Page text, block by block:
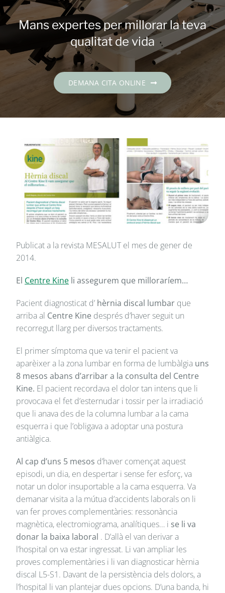
Contacte
Català
Mans expertes per millorar la teva
qualitat de vida
DEMANA CITA ONLINE
Publicat a la revista MESALUT el mes de gener de
2014.
El Centre Kineli assegurem que milloraríem…
Pacient diagnosticat d’ hèrnia discal lumbarque
arriba al Centre Kine després d’haver seguit un
recorregut llarg per diversos tractaments.
El primer símptoma que va tenir el pacient va
aparèixer a la zona lumbar en forma de lumbàlgia uns
8 mesos abans d’arribar a la consulta del Centre
Kine. El pacient recordava el dolor tan intens que li
provocava el fet d’esternudar i tossir per la irradiació
que li anava des de la columna lumbar a la cama
esquerra i que l’obligava a adoptar una postura
antiàlgica.
Al cap d’uns 5 mesos d’haver començat aquest
episodi, un dia, en despertar i sense fer esforç, va
notar un dolor insuportable a la cama esquerra. Va
demanar visita a la mútua d’accidents laborals on li
van fer proves complementàries: ressonància
magnètica, electromiograma, analítiques… i se li va
donar la baixa laboral . D’allà el van derivar a
l’hospital on va estar ingressat. Li van ampliar les
proves complementàries i li van diagnosticar hèrnia
discal L5-S1. Davant de la persistència dels dolors, a
l’hospital li van plantejar dues opcions. D’una banda, hi